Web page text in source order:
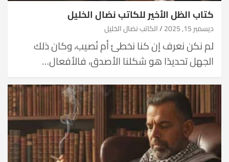
كتاب الظل الأخير للكاتب نضال الخليل
ديسمبر 15, 2025 الكاتب نضال الخليل
لم نكن نعرف إن كنا نخطئ أم نُصيب، وكان ذلك
الجهل تحديدًا هو شكلنا الأصدق، فالأفعال…